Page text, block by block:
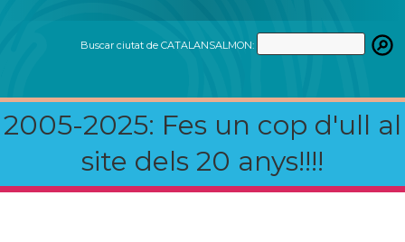
Buscar ciutat de CATALANSALMON:
2005-2025: Fes un cop d'ull al
site dels 20 anys!!!!